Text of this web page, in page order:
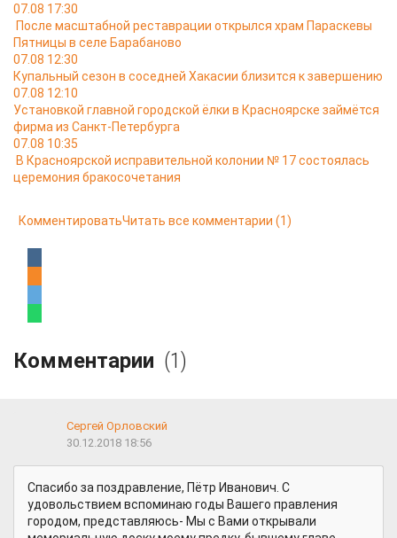
07.08 17:30
После масштабной реставрации открылся храм Параскевы
Пятницы в селе Барабаново
07.08 12:30
Купальный сезон в соседней Хакасии близится к завершению
07.08 12:10
Установкой главной городской ёлки в Красноярске займётся
фирма из Санкт-Петербурга
07.08 10:35
В Красноярской исправительной колонии № 17 состоялась
церемония бракосочетания
КомментироватьЧитать все комментарии (1)
Комментарии (1)
Сергей Орловский
30.12.2018 18:56
Спасибо за поздравление, Пётр Иванович. С
удовольствием вспоминаю годы Вашего правления
городом, представляюсь- Мы с Вами открывали